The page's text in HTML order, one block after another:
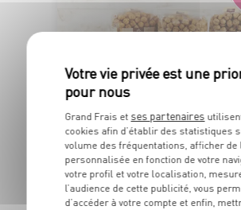
POIS CHICHES GRILLÉS
Barbecue / Chili Lime / Poivre & Citron
Grand Frais et ses partenaires
cookies afin d’établir des statistiques
volume des fréquentations, afficher de
personnalisée en fonction de votre
votre profil et votre localisation,
l’audience de cette publicité, vous
d’accéder à votre compte et enfin,